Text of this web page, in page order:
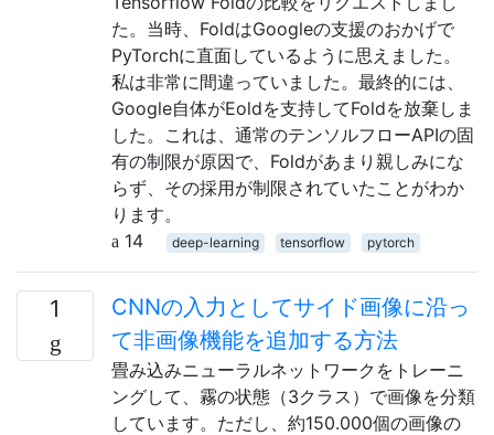
た。当時、FoldはGoogleの支援のおかげで
PyTorchに直面しているように思えました。
私は非常に間違っていました。最終的には、
Google自体がEoldを支持してFoldを放棄しま
した。これは、通常のテンソルフローAPIの固
有の制限が原因で、Foldがあまり親しみにな
らず、その採用が制限されていたことがわか
ります。
14
deep-learning tensorflow pytorch
1
CNNの入力としてサイド画像に沿っ
て非画像機能を追加する方法
畳み込みニューラルネットワークをトレーニ
ングして、霧の状態（3クラス）で画像を分類
しています。ただし、約150.000個の画像の